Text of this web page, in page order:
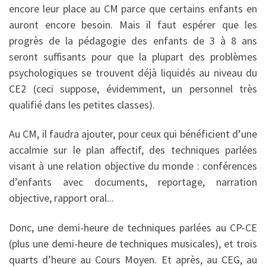
encore leur place au CM parce que certains enfants en
auront encore besoin. Mais il faut espérer que les
progrès de la pédagogie des enfants de 3 à 8 ans
seront suffi­sants pour que la plupart des problèmes
psychologiques se trouvent déjà liqui­dés au niveau du
CE2 (ceci suppose, évidemment, un personnel très
qualifié dans les petites classes).
Au CM, il faudra ajouter, pour ceux qui bénéficient d’une
accalmie sur le plan affectif, des techniques parlées
visant à une relation objective du monde : conférences
d’enfants avec do­cuments, reportage, narration
objective, rapport oral...
Donc, une demi-heure de techniques parlées au CP-CE
(plus une demi-heure de techniques musicales), et trois
quarts d’heure au Cours Moyen. Et après, au CEG, au